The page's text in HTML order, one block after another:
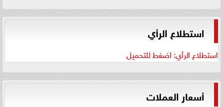
استطلاع الرأي
استطلاع الرأي: اضغط للتحميل
أسعار العملات